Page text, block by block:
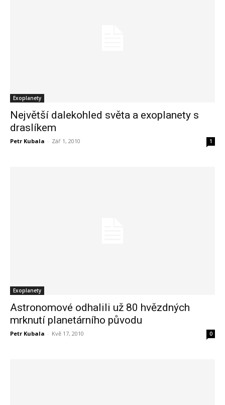
Exoplanety
Největší dalekohled světa a exoplanety s
draslíkem
Petr Kubala - Zář 1, 2010 1
Exoplanety
Astronomové odhalili už 80 hvězdných
mrknutí planetárního původu
Petr Kubala - Kvě 17, 2010 0